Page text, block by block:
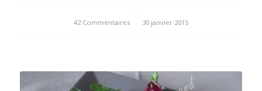
42 Commentaires
/ 30 janvier 2015